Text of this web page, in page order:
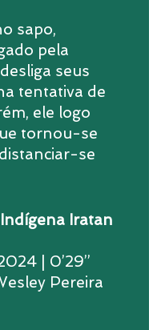
sapo,
pela
seus
tentativa de
ele logo
tornou-se
se
Iratan
| 0’29’’
Pereira